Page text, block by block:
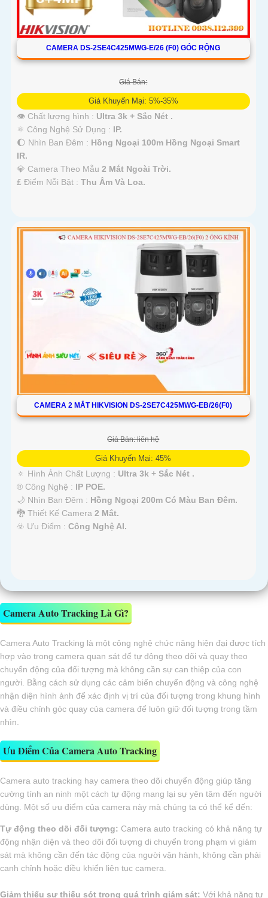
CAMERA DS-2SE4C425MWG-E/26 (F0) GÓC RỘNG
Giá Bán:
Giá Khuyến Mại: 5%-35%
👁 Chất lượng hình : Ultra 3k + Sắc Nét .
⚛️ Công Nghệ Sử Dụng : IP.
🌔 Nhìn Ban Đêm : Hồng Ngoại 100m Hồng Ngoại Smart
IR.
💎 Camera Theo Mẫu 2 Mắt Ngoài Trời.
️₤ Điểm Nỗi Bật : Thu Âm Và Loa.
CAMERA 2 MẮT HIKVISION DS-2SE7C425MWG-EB/26(F0)
Giá Bán: liên hệ
Giá Khuyến Mại: 45%
🔅 Hình Ành Chất Lượng : Ultra 3k + Sắc Nét .
®️ Công Nghệ : IP POE.
🌙 Nhìn Ban Đêm : Hồng Ngoại 200m Có Màu Ban Ðêm.
🐉️ Thiết Kế Camera 2 Mắt.
️☣️ Ưu Điểm : Công Nghệ AI.
Camera Auto Tracking Là Gì?
Camera Auto Tracking là một công nghệ chức năng hiện đại được tích
hợp vào trong camera quan sát để tự động theo dõi và quay theo
chuyển động của đối tượng mà không cần sự can thiệp của con
người. Bằng cách sử dụng các cảm biến chuyển động và công nghệ
nhận diện hình ảnh để xác định vị trí của đối tượng trong khung hình
và điều chỉnh góc quay của camera để luôn giữ đối tượng trong tầm
nhìn.
Ưu Điểm Của Camera Auto Tracking
Camera auto tracking hay camera theo dõi chuyển động giúp tăng
cường tính an ninh một cách tự động mang lại sự yên tâm đến người
dùng. Một số ưu điểm của camera này mà chúng ta có thể kể đến:
Tự động theo dõi đối tượng: Camera auto tracking có khả năng tự
động nhận diện và theo dõi đối tượng di chuyển trong phạm vi giám
sát mà không cần đến tác động của người vận hành, không cần phải
canh chỉnh hoặc điều khiển liên tục camera.
Giảm thiểu sự thiếu sót trong quá trình giám sát: Với khả năng tự